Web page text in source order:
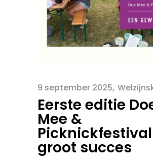
9 september 2025
Eerste editie
Mee &
Picknickfestival
groot succes